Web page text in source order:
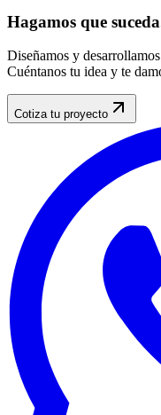
Hagamos que suceda
Diseñamos y
Cuéntanos tu idea y te
Cotiza tu proyecto